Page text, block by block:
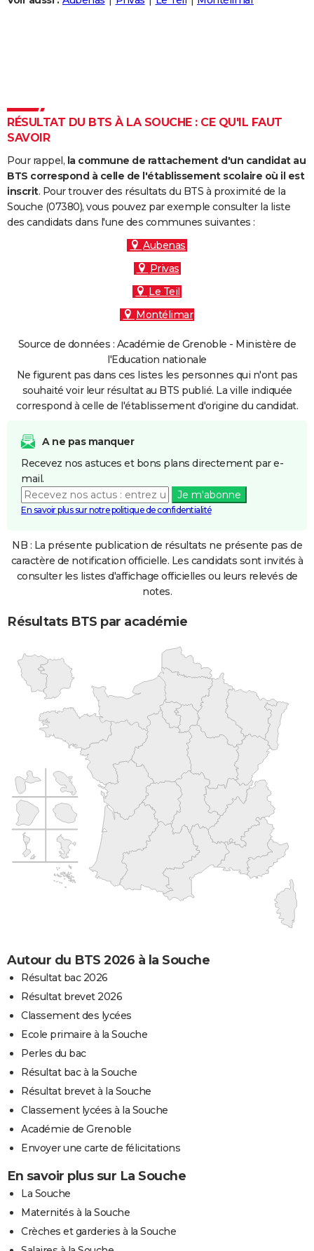
Carte de Noël
Carte Bonne année
Carte Saint-Valentin
Carte Pâques
Carte d'anniversaire
Dictionnaire
Biographies
Citations
Expressions
Proverbes
PROGRAMME TV
COPAINS D'AVANT
S'inscrire
Se connecter
Lycées
Collèges
Primaires
Universités
Entreprises
Service militaire
Avis de recherche
AVIS DE DÉCÈS
RÉSULTAT DU BTS À LA SOUCHE : CE QU'IL FAUT
SAVOIR
Pour rappel, la commune de rattachement d'un candidat au
BTS correspond à celle de l'établissement scolaire où il est
inscrit. Pour trouver des résultats du BTS à proximité de la
Souche (07380), vous pouvez par exemple consulter la liste
des candidats dans l'une des communes suivantes :
Aubenas
Privas
Le Teil
Montélimar
Source de données : Académie de Grenoble - Ministère de
l'Education nationale
Ne figurent pas dans ces listes les personnes qui n'ont pas
souhaité voir leur résultat au BTS publié. La ville indiquée
correspond à celle de l'établissement d'origine du candidat.
A ne pas manquer
Recevez nos astuces et bons plans directement par e-
mail.
Je m'abonne
En savoir plus sur notre politique de confidentialité
NB : La présente publication de résultats ne présente pas de
caractère de notification officielle. Les candidats sont invités à
consulter les listes d'affichage officielles ou leurs relevés de
notes.
Résultats BTS par académie
Autour du BTS 2026 à la Souche
Résultat bac 2026
Résultat brevet 2026
Classement des lycées
Ecole primaire à la Souche
Perles du bac
Résultat bac à la Souche
Résultat brevet à la Souche
Classement lycées à la Souche
Académie de Grenoble
Envoyer une carte de félicitations
En savoir plus sur La Souche
La Souche
Maternités à la Souche
Crèches et garderies à la Souche